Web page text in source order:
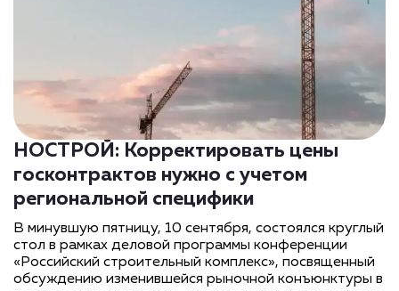
НОСТРОЙ: Корректировать цены
госконтрактов нужно с учетом
региональной специфики
В минувшую пятницу, 10 сентября, состоялся круглый
стол в рамках деловой программы конференции
«Российский строительный комплекс», посвященный
обсуждению изменившейся рыночной конъюнктуры в